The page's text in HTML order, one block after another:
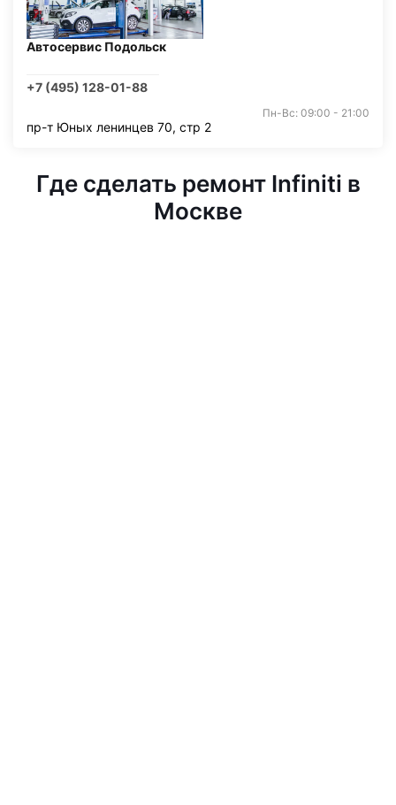
Автосервис Подольск
+7 (495) 128-01-88
Пн-Вс: 09:00 - 21:00
пр-т Юных ленинцев 70, стр 2
Где сделать ремонт Infiniti в
Москве